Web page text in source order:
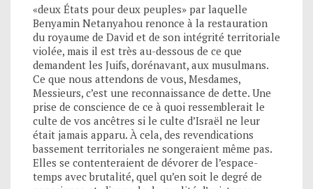
«deux États pour deux peuples» par laquelle
Benyamin Netanyahou renonce à la restauration
du royaume de David et de son intégrité territoriale
violée, mais il est très au-dessous de ce que
demandent les Juifs, dorénavant, aux musulmans.
Ce que nous attendons de vous, Mesdames,
Messieurs, c’est une reconnaissance de dette. Une
prise de conscience de ce à quoi ressemblerait le
culte de vos ancêtres si le culte d’Israël ne leur
était jamais apparu. À cela, des revendications
bassement territoriales ne songeraient même pas.
Elles se contenteraient de dévorer de l’espace-
temps avec brutalité, quel qu’en soit le degré de